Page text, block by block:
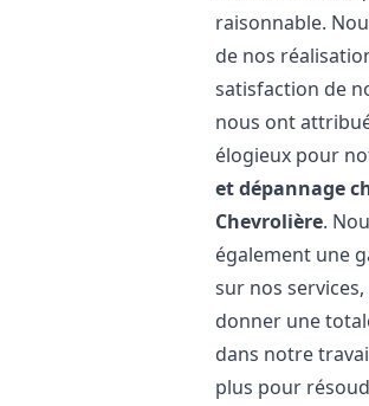
raisonnable.
de nos
satisfaction de
nous ont
élogieux pour
et dépannage
Chevrolière.
également une
sur nos
donner une
dans notre
plus pour